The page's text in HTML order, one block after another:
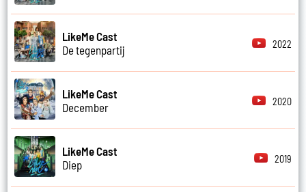
LikeMe Cast
De tegenpartij
2022
LikeMe Cast
December
2020
LikeMe Cast
Diep
2019